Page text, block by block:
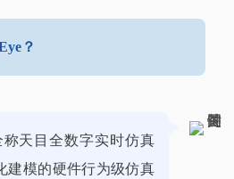
？
称天目全数字实时仿真
建模的硬件行为级仿真